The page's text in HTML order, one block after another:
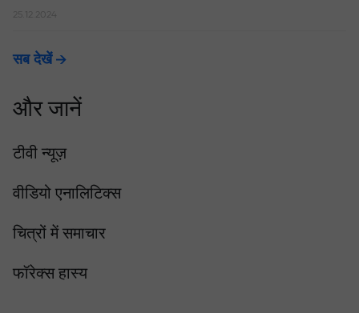
25.12.2024
सब देखें
और जानें
टीवी न्यूज़
वीडियो एनालिटिक्स
चित्रों में समाचार
फॉरेक्स हास्य